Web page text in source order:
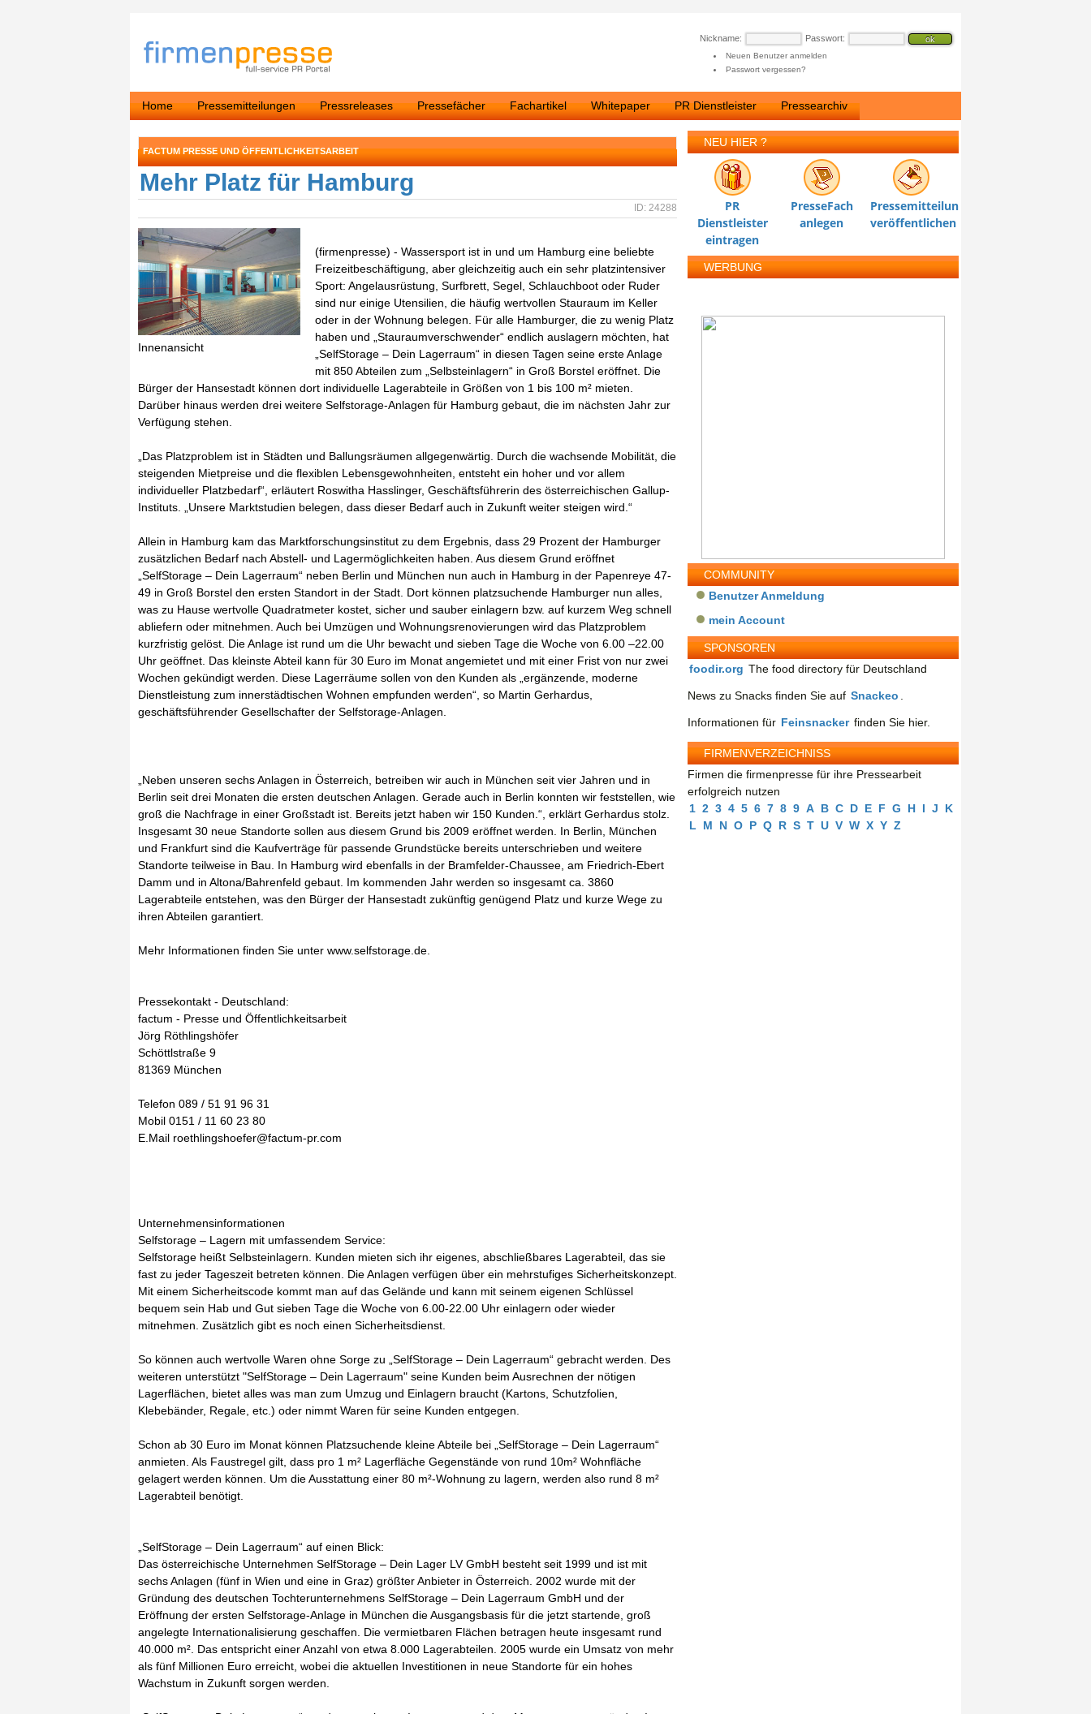
Nickname: Passwort:
Neuen Benutzer anmelden
Passwort vergessen?
Home Pressemitteilungen Pressreleases Pressefächer Fachartikel Whitepaper PR Dienstleister Pressearchiv
FACTUM PRESSE UND ÖFFENTLICHKEITSARBEIT
Mehr Platz für Hamburg
ID: 24288
Innenansicht
(firmenpresse) - Wassersport ist in und um Hamburg eine beliebte
Freizeitbeschäftigung, aber gleichzeitig auch ein sehr platzintensiver
Sport: Angelausrüstung, Surfbrett, Segel, Schlauchboot oder Ruder
sind nur einige Utensilien, die häufig wertvollen Stauraum im Keller
oder in der Wohnung belegen. Für alle Hamburger, die zu wenig Platz
haben und „Stauraumverschwender“ endlich auslagern möchten, hat
„SelfStorage – Dein Lagerraum“ in diesen Tagen seine erste Anlage
mit 850 Abteilen zum „Selbsteinlagern“ in Groß Borstel eröffnet. Die
Bürger der Hansestadt können dort individuelle Lagerabteile in Größen von 1 bis 100 m² mieten.
Darüber hinaus werden drei weitere Selfstorage-Anlagen für Hamburg gebaut, die im nächsten Jahr zur
Verfügung stehen.
„Das Platzproblem ist in Städten und Ballungsräumen allgegenwärtig. Durch die wachsende Mobilität, die
steigenden Mietpreise und die flexiblen Lebensgewohnheiten, entsteht ein hoher und vor allem
individueller Platzbedarf“, erläutert Roswitha Hasslinger, Geschäftsführerin des österreichischen Gallup-
Instituts. „Unsere Marktstudien belegen, dass dieser Bedarf auch in Zukunft weiter steigen wird.“
Allein in Hamburg kam das Marktforschungsinstitut zu dem Ergebnis, dass 29 Prozent der Hamburger
zusätzlichen Bedarf nach Abstell- und Lagermöglichkeiten haben. Aus diesem Grund eröffnet
„SelfStorage – Dein Lagerraum“ neben Berlin und München nun auch in Hamburg in der Papenreye 47-
49 in Groß Borstel den ersten Standort in der Stadt. Dort können platzsuchende Hamburger nun alles,
was zu Hause wertvolle Quadratmeter kostet, sicher und sauber einlagern bzw. auf kurzem Weg schnell
abliefern oder mitnehmen. Auch bei Umzügen und Wohnungsrenovierungen wird das Platzproblem
kurzfristig gelöst. Die Anlage ist rund um die Uhr bewacht und sieben Tage die Woche von 6.00 –22.00
Uhr geöffnet. Das kleinste Abteil kann für 30 Euro im Monat angemietet und mit einer Frist von nur zwei
Wochen gekündigt werden. Diese Lagerräume sollen von den Kunden als „ergänzende, moderne
Dienstleistung zum innerstädtischen Wohnen empfunden werden“, so Martin Gerhardus,
geschäftsführender Gesellschafter der Selfstorage-Anlagen.
„Neben unseren sechs Anlagen in Österreich, betreiben wir auch in München seit vier Jahren und in
Berlin seit drei Monaten die ersten deutschen Anlagen. Gerade auch in Berlin konnten wir feststellen, wie
groß die Nachfrage in einer Großstadt ist. Bereits jetzt haben wir 150 Kunden.“, erklärt Gerhardus stolz.
Insgesamt 30 neue Standorte sollen aus diesem Grund bis 2009 eröffnet werden. In Berlin, München
und Frankfurt sind die Kaufverträge für passende Grundstücke bereits unterschrieben und weitere
Standorte teilweise in Bau. In Hamburg wird ebenfalls in der Bramfelder-Chaussee, am Friedrich-Ebert
Damm und in Altona/Bahrenfeld gebaut. Im kommenden Jahr werden so insgesamt ca. 3860
Lagerabteile entstehen, was den Bürger der Hansestadt zukünftig genügend Platz und kurze Wege zu
ihren Abteilen garantiert.
Mehr Informationen finden Sie unter www.selfstorage.de.
Pressekontakt - Deutschland:
factum - Presse und Öffentlichkeitsarbeit
Jörg Röthlingshöfer
Schöttlstraße 9
81369 München
Telefon 089 / 51 91 96 31
Mobil 0151 / 11 60 23 80
E.Mail roethlingshoefer@factum-pr.com
Unternehmensinformationen
Selfstorage – Lagern mit umfassendem Service:
Selfstorage heißt Selbsteinlagern. Kunden mieten sich ihr eigenes, abschließbares Lagerabteil, das sie
fast zu jeder Tageszeit betreten können. Die Anlagen verfügen über ein mehrstufiges Sicherheitskonzept.
Mit einem Sicherheitscode kommt man auf das Gelände und kann mit seinem eigenen Schlüssel
bequem sein Hab und Gut sieben Tage die Woche von 6.00-22.00 Uhr einlagern oder wieder
mitnehmen. Zusätzlich gibt es noch einen Sicherheitsdienst.
So können auch wertvolle Waren ohne Sorge zu „SelfStorage – Dein Lagerraum“ gebracht werden. Des
weiteren unterstützt "SelfStorage – Dein Lagerraum" seine Kunden beim Ausrechnen der nötigen
Lagerflächen, bietet alles was man zum Umzug und Einlagern braucht (Kartons, Schutzfolien,
Klebebänder, Regale, etc.) oder nimmt Waren für seine Kunden entgegen.
Schon ab 30 Euro im Monat können Platzsuchende kleine Abteile bei „SelfStorage – Dein Lagerraum“
anmieten. Als Faustregel gilt, dass pro 1 m² Lagerfläche Gegenstände von rund 10m² Wohnfläche
gelagert werden können. Um die Ausstattung einer 80 m²-Wohnung zu lagern, werden also rund 8 m²
Lagerabteil benötigt.
„SelfStorage – Dein Lagerraum“ auf einen Blick:
Das österreichische Unternehmen SelfStorage – Dein Lager LV GmbH besteht seit 1999 und ist mit
sechs Anlagen (fünf in Wien und eine in Graz) größter Anbieter in Österreich. 2002 wurde mit der
Gründung des deutschen Tochterunternehmens SelfStorage – Dein Lagerraum GmbH und der
Eröffnung der ersten Selfstorage-Anlage in München die Ausgangsbasis für die jetzt startende, groß
angelegte Internationalisierung geschaffen. Die vermietbaren Flächen betragen heute insgesamt rund
40.000 m². Das entspricht einer Anzahl von etwa 8.000 Lagerabteilen. 2005 wurde ein Umsatz von mehr
als fünf Millionen Euro erreicht, wobei die aktuellen Investitionen in neue Standorte für ein hohes
Wachstum in Zukunft sorgen werden.
NEU HIER ?
PR
Dienstleister
eintragen
PresseFach
anlegen
Pressemitteilung
veröffentlichen
WERBUNG
COMMUNITY
Benutzer Anmeldung
mein Account
SPONSOREN
foodir.org The food directory für Deutschland
News zu Snacks finden Sie auf Snackeo
Informationen für Feinsnacker finden Sie hier.
FIRMENVERZEICHNISS
Firmen die firmenpresse für ihre Pressearbeit
erfolgreich nutzen
1 2 3 4 5 6 7 8 9 A B C D E F G H I J
K
L
M N O P Q R S T U V W X Y Z